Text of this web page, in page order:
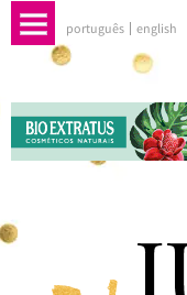
português english